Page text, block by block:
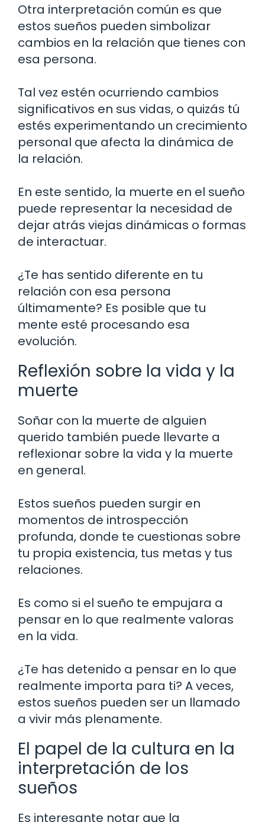
Otra interpretación común es que
estos sueños pueden simbolizar
cambios en la relación que tienes con
esa persona.
Tal vez estén ocurriendo cambios
significativos en sus vidas, o quizás tú
estés experimentando un crecimiento
personal que afecta la dinámica de
la relación.
En este sentido, la muerte en el sueño
puede representar la necesidad de
dejar atrás viejas dinámicas o formas
de interactuar.
¿Te has sentido diferente en tu
relación con esa persona
últimamente? Es posible que tu
mente esté procesando esa
evolución.
Reflexión sobre la vida y la
muerte
Soñar con la muerte de alguien
querido también puede llevarte a
reflexionar sobre la vida y la muerte
en general.
Estos sueños pueden surgir en
momentos de introspección
profunda, donde te cuestionas sobre
tu propia existencia, tus metas y tus
relaciones.
Es como si el sueño te empujara a
pensar en lo que realmente valoras
en la vida.
¿Te has detenido a pensar en lo que
realmente importa para ti? A veces,
estos sueños pueden ser un llamado
a vivir más plenamente.
El papel de la cultura en la
interpretación de los
sueños
Es interesante notar que la